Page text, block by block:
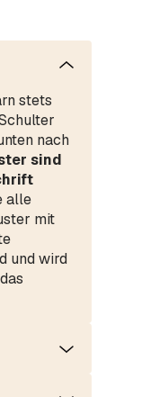
stets
nach
sind
alle
mit
und wird